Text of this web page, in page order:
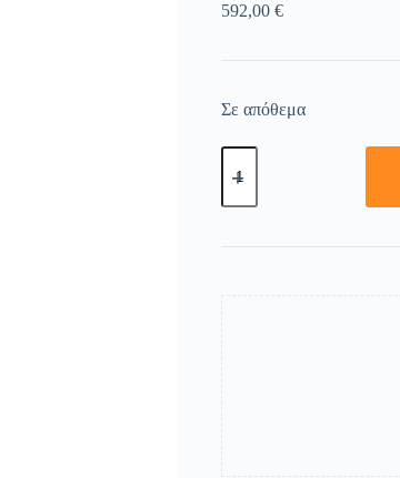
592,00 €
Σε απόθεμα